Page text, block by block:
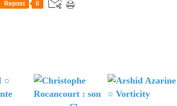
Repost 0